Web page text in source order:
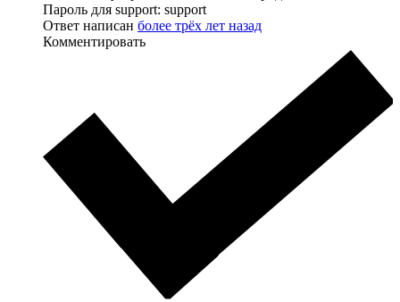
Пароль для support: support
Ответ написан более трёх лет назад
Комментировать